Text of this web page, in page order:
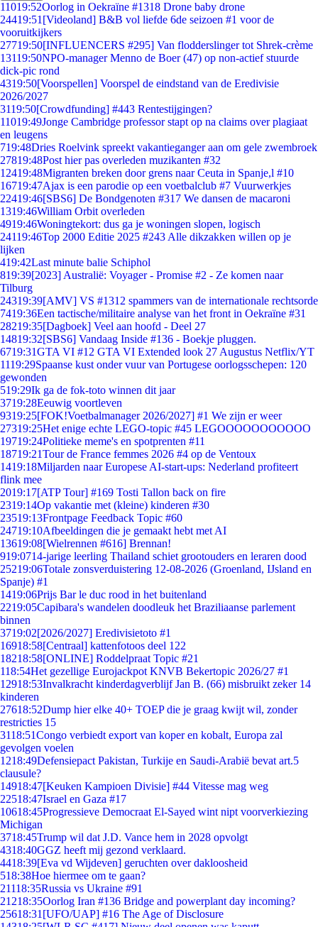
11019:52Oorlog in Oekraïne #1318 Drone baby drone
24419:51 [Videoland] B&B vol liefde 6de seizoen #1 voor de
vooruitkijkers
27719:50[INFLUENCERS #295] Van flodderslinger tot Shrek-crème
13119:50NPO-manager Menno de Boer (47) op non-actief stuurde
dick-pic rond
4319:50[Voorspellen] Voorspel de eindstand van de Eredivisie
2026/2027
3119:50[Crowdfunding] #443 Rentestijgingen?
11019:49Jonge Cambridge professor stapt op na claims over plagiaat
en leugens
719:48Dries Roelvink spreekt vakantieganger aan om gele zwembroek
27819:48Post hier pas overleden muzikanten #32
12419:48Migranten breken door grens naar Ceuta in Spanje,l #10
16719:47Ajax is een parodie op een voetbalclub #7 Vuurwerkjes
22419:46[SBS6] De Bondgenoten #317 We dansen de macaroni
1319:46William Orbit overleden
4919:46Woningtekort: dus ga je woningen slopen, logisch
24119:46Top 2000 Editie 2025 #243 Alle dikzakken willen op je
lijken
419:42Last minute balie Schiphol
819:39[2023] Australië: Voyager - Promise #2 - Ze komen naar
Tilburg
24319:39[AMV] VS #1312 spammers van de internationale rechtsorde
7419:36Een tactische/militaire analyse van het front in Oekraïne #31
28219:35[Dagboek] Veel aan hoofd - Deel 27
14819:32[SBS6] Vandaag Inside #136 - Boekje pluggen.
6719:31GTA VI #12 GTA VI Extended look 27 Augustus Netflix/YT
1119:29Spaanse kust onder vuur van Portugese oorlogsschepen: 120
gewonden
519:29Ik ga de fok-toto winnen dit jaar
3719:28Eeuwig voortleven
9319:25[FOK!Voetbalmanager 2026/2027] #1 We zijn er weer
27319:25Het enige echte LEGO-topic #45 LEGOOOOOOOOOOO
19719:24Politieke meme's en spotprenten #11
18719:21Tour de France femmes 2026 #4 op de Ventoux
1419:18Miljarden naar Europese AI-start-ups: Nederland profiteert
flink mee
2019:17[ATP Tour] #169 Tosti Tallon back on fire
2319:14Op vakantie met (kleine) kinderen #30
23519:13Frontpage Feedback Topic #60
24719:10Afbeeldingen die je gemaakt hebt met AI
13619:08[Wielrennen #616] Brennan!
919:0714-jarige leerling Thailand schiet grootouders en leraren dood
25219:06Totale zonsverduistering 12-08-2026 (Groenland, IJsland en
Spanje) #1
1419:06Prijs Bar le duc rood in het buitenland
2219:05Capibara's wandelen doodleuk het Braziliaanse parlement
binnen
3719:02[2026/2027] Eredivisietoto #1
16918:58[Centraal] kattenfotoos deel 122
18218:58[ONLINE] Roddelpraat Topic #21
118:54Het gezellige Eurojackpot KNVB Bekertopic 2026/27 #1
12918:53Invalkracht kinderdagverblijf Jan B. (66) misbruikt zeker 14
kinderen
27618:52Dump hier elke 40+ TOEP die je graag kwijt wil, zonder
restricties 15
3118:51Congo verbiedt export van koper en kobalt, Europa zal
gevolgen voelen
1218:49Defensiepact Pakistan, Turkije en Saudi-Arabië bevat art.5
clausule?
14918:47[Keuken Kampioen Divisie] #44 Vitesse mag weg
22518:47Israel en Gaza #17
10618:45Progressieve Democraat El-Sayed wint nipt voorverkiezing
Michigan
3718:45Trump wil dat J.D. Vance hem in 2028 opvolgt
4318:40GGZ heeft mij gezond verklaard.
4418:39[Eva vd Wijdeven] geruchten over dakloosheid
518:38Hoe hiermee om te gaan?
21118:35Russia vs Ukraine #91
21218:35Oorlog Iran #136 Bridge and powerplant day incoming?
25618:31 [UFO/UAP] #16 The Age of Disclosure